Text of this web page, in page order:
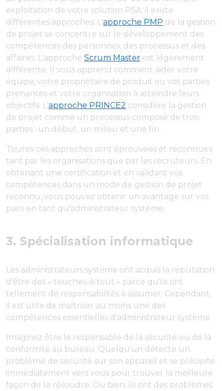
exploitation de votre solution PSA; il existe
différentes approches. L'approche PMP de la gestion
de projet se concentre sur le développement des
compétences des personnes, des processus et des
affaires. L'approche Scrum Master est légèrement
différente. Il vous apprend comment aider votre
équipe, votre propriétaire de produit ou vos parties
prenantes et votre organisation à atteindre leurs
objectifs. L'approche PRINCE2 considère la gestion
de projet comme un processus composé de trois
parties : un début, un milieu et une fin.
Toutes ces approches sont éprouvées et reconnues
tant par les organisations que par les recruteurs. En
obtenant une certification et en validant vos
compétences dans un mode de gestion de projet
reconnu, vous pouvez obtenir un avantage sur vos
pairs en tant qu'administrateur système.
3. Spécialisation informatique
Les administrateurs système ont acquis la réputation
d'être des « touches-à-tout » parce qu'ils ont
tellement de responsabilités à assumer. Cependant,
il est utile de maîtriser au moins une des
compétences essentielles d’administrateur système.
Imaginez être le responsable de la sécurité ou de la
conformité au bureau. Quelqu'un détecte un
problème de sécurité sur son appareil et se précipite
immédiatement vers vous pour trouver la meilleure
façon de le résoudre. Ou bien, ils ont des problèmes